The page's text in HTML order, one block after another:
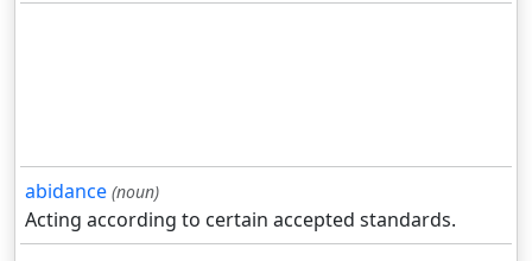
abidance (noun)
Acting according to certain accepted standards.